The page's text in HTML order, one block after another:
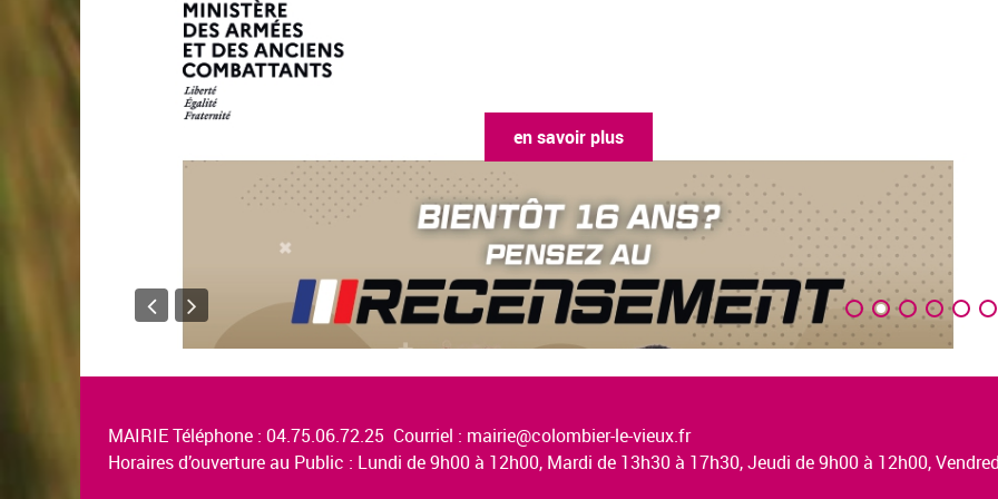
en savoir plus
MAIRIE Téléphone : 04.75.06.72.25 Courriel : mairie@colombier-le-vieux.fr
Horaires d’ouverture au Public : Lundi de 9h00 à 12h00, Mardi de 13h30 à 17h30, Jeudi de 9h00 à 12h00,